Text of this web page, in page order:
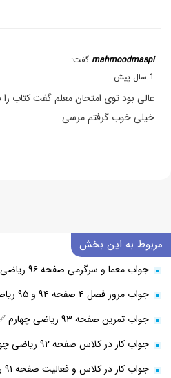
mahmoodmaspi گفت:
1 سال پیش
عالی بود توی امتحان معلم گفت کتاب را
خیلی خوب گرفتم مرسی
مربوط به این بخش
جواب معما و سرگرمی صفحه ۹۶ ریاضی چهارم ✅ با توضیح
جواب مرور فصل ۴ صفحه ۹۴ و ۹۵ ریاضی چهارم ✅ با توضیح
جواب تمرین صفحه ۹۳ ریاضی چهارم ✅ با توضیح
جواب کار در کلاس صفحه ۹۲ ریاضی چهارم ✅ با توضیح
جواب کار در کلاس و فعالیت صفحه ۹۱ ریاضی چهارم ✅ با توضیح